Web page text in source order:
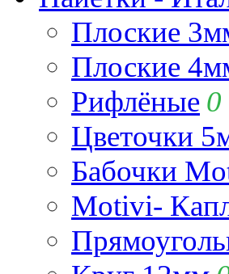
Плоские
Плоские
Рифлёные 0
Цветочки
Бабочки
Motivi-